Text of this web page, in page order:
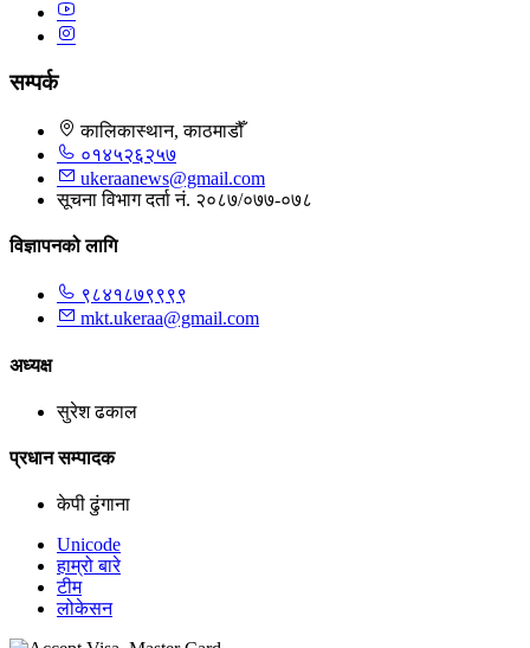
सम्पर्क
कालिकास्थान, काठमाडौँ
०१४५२६२५७
ukeraanews@gmail.com
सूचना विभाग दर्ता नं. २०८७/०७७-०७८
विज्ञापनको लागि
९८४१८७९९९९
mkt.ukeraa@gmail.com
अध्यक्ष
सुरेश ढकाल
प्रधान सम्पादक
केपी ढुंगाना
Unicode
हाम्रो बारे
टीम
लोकेसन